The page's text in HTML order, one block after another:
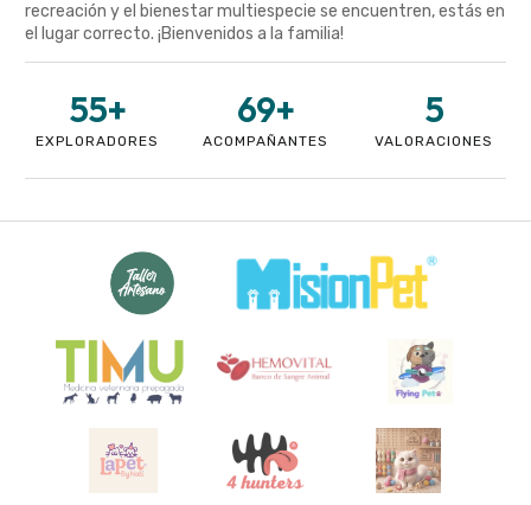
recreación y el bienestar multiespecie se encuentren, estás en
el lugar correcto. ¡Bienvenidos a la familia!
EXPLORADORES
55+
ACOMPAÑANTES
69+
VALORACIONES
5